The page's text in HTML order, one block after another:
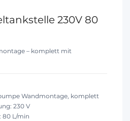
230V 80
– komplett mit
Wandmontage, komplett
230 V
80 L/min